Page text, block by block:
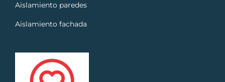
Aislamiento paredes
Aislamiento fachada